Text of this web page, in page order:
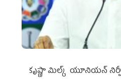
కృష్ణా మిల్క్‌ యూనియన్‌